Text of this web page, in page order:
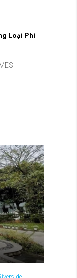
Loại Phí